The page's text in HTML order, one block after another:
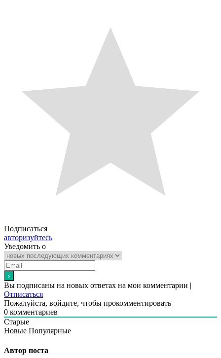
Подписаться
авторизуйтесь
Уведомить о
Вы подписаны на новых ответах на мои комментарии |
Отписаться
Пожалуйста, войдите, чтобы прокомментировать
0 комментариев
Старые
Новые Популярные
Автор поста